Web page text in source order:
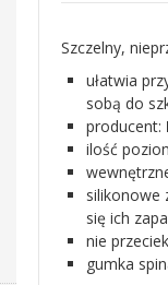
Szczelny,
ułatwia
sobą do
producent:
ilość
silikonowe
się ich
nie
gumka